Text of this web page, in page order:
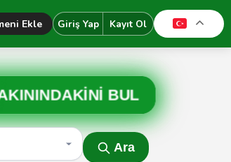
Ekle Giriş Yap Kayıt Ol
BUL
Ara